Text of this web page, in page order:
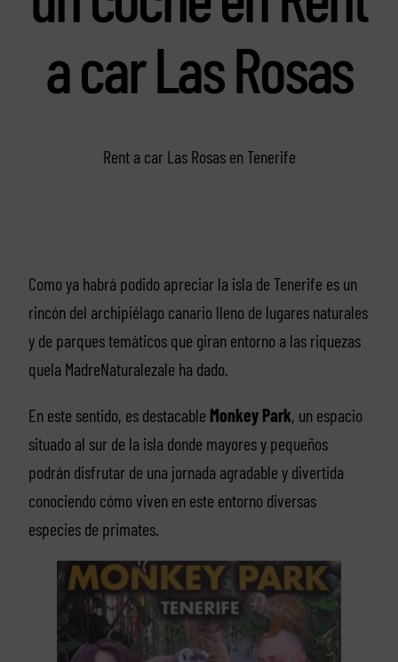
a car Las Rosas
Rent a car Las Rosas en Tenerife
Como ya habrá podido apreciar la isla de Tenerife es un
rincón del archipiélago canario lleno de lugares naturales
y de parques temáticos que giran entorno a las riquezas
quela MadreNaturalezale ha dado.
En este sentido, es destacable Monkey Park, un espacio
situado al sur de la isla donde mayores y pequeños
podrán disfrutar de una jornada agradable y divertida
conociendo cómo viven en este entorno diversas
especies de primates.